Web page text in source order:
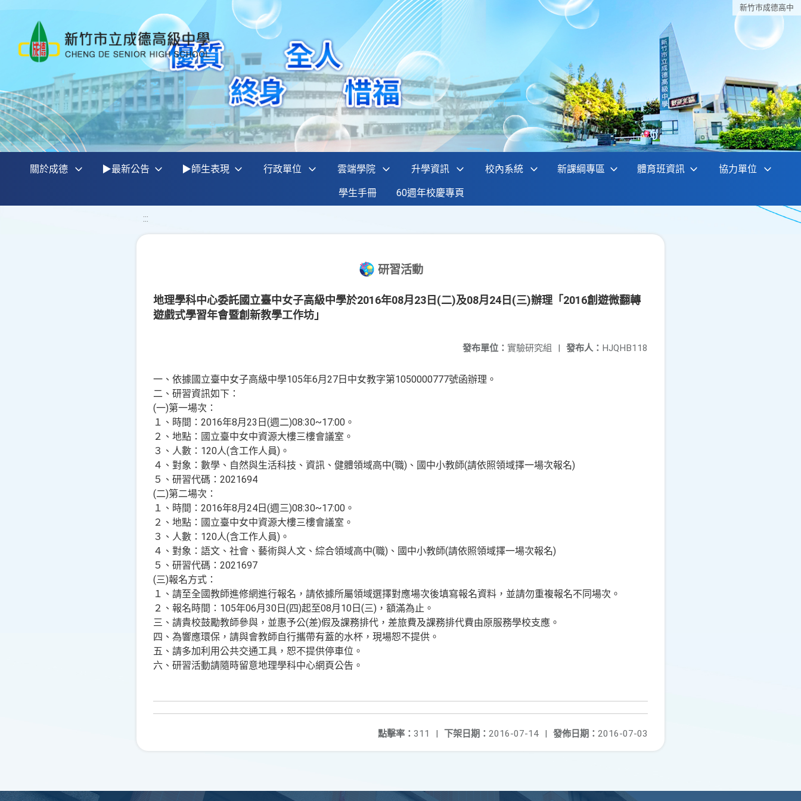
新竹巿成德高中
關於成德 ▶最新公告 ▶師生表現 行政單位 雲端學院 升學資訊 校內系統 新課綱專區 體育班資訊 協力單位
學生手冊 60週年校慶專頁
:::
研習活動
地理學科中心委託國立臺中女子高級中學於2016年08月23日(二)及08月24日(三)辦理「2016創遊微翻轉
遊戲式學習年會暨創新教學工作坊」
發布人： HJQHB118
發布單位： 實驗研究組 |
一、依據國立臺中女子高級中學105年6月27日中女教字第1050000777號函辦理。
二、研習資訊如下：
(一)第一場次：
１、時間：2016年8月23日(週二)08:30~17:00。
２、地點：國立臺中女中資源大樓三樓會議室。
３、人數：120人(含工作人員)。
４、對象：數學、自然與生活科技、資訊、健體領域高中(職)、國中小教師(請依照領域擇一場次報名)
５、研習代碼：2021694
(二)第二場次：
１、時間：2016年8月24日(週三)08:30~17:00。
２、地點：國立臺中女中資源大樓三樓會議室。
３、人數：120人(含工作人員)。
４、對象：語文、社會、藝術與人文、綜合領域高中(職)、國中小教師(請依照領域擇一場次報名)
５、研習代碼：2021697
(三)報名方式：
１、請至全國教師進修網進行報名，請依據所屬領域選擇對應場次後填寫報名資料，並請勿重複報名不同場次。
２、報名時間：105年06月30日(四)起至08月10日(三)，額滿為止。
三、請貴校鼓勵教師參與，並惠予公(差)假及課務排代，差旅費及課務排代費由原服務學校支應。
四、為響應環保，請與會教師自行攜帶有蓋的水杯，現場恕不提供。
五、請多加利用公共交通工具，恕不提供停車位。
六、研習活動請隨時留意地理學科中心網頁公告。
發佈日期： 2016-07-03
下架日期： 2016-07-14 |
點擊率： 311 |